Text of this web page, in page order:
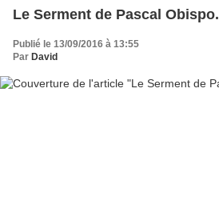
Le Serment de Pascal Obispo.
Publié le 13/09/2016 à 13:55
Par David